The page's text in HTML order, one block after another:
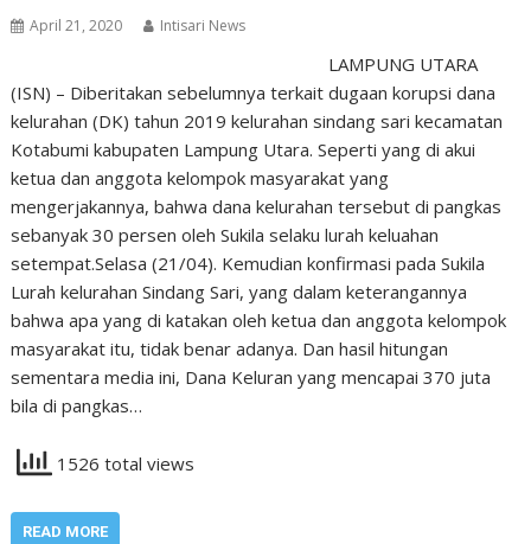
April 21, 2020 Intisari News
LAMPUNG UTARA
(ISN) – Diberitakan sebelumnya terkait dugaan korupsi dana
kelurahan (DK) tahun 2019 kelurahan sindang sari kecamatan
Kotabumi kabupaten Lampung Utara. Seperti yang di akui
ketua dan anggota kelompok masyarakat yang
mengerjakannya, bahwa dana kelurahan tersebut di pangkas
sebanyak 30 persen oleh Sukila selaku lurah keluahan
setempat.Selasa (21/04). Kemudian konfirmasi pada Sukila
Lurah kelurahan Sindang Sari, yang dalam keterangannya
bahwa apa yang di katakan oleh ketua dan anggota kelompok
masyarakat itu, tidak benar adanya. Dan hasil hitungan
sementara media ini, Dana Keluran yang mencapai 370 juta
bila di pangkas…
1526 total views
READ MORE